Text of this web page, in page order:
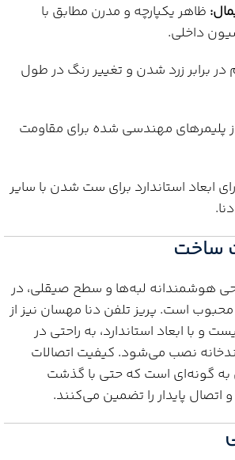
ظاهر یکپارچه و مدرن مطابق با
داخلی.
در برابر زرد شدن و تغییر رنگ در طول
پلیمرهای مهندسی شده برای مقاومت
ابعاد استاندارد برای ست شدن با سایر
ساخت
هوشمندانه لبه‌ها و سطح صیقلی، در
محبوب است. پریز تلفن دنا مهسان نیز از
و با ابعاد استاندارد، به راحتی در
نصب می‌شود. کیفیت اتصالات
گونه‌ای است که حتی با گذشت
پایدار را تضمین می‌کنند.